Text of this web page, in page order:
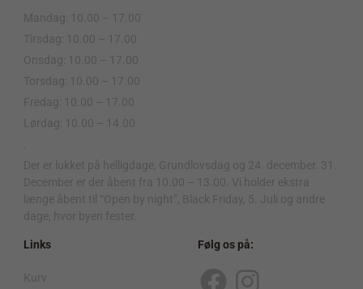
Mandag: 10.00 – 17.00
Tirsdag: 10.00 – 17.00
Onsdag: 10.00 – 17.00
Torsdag: 10.00 – 17.00
Fredag: 10.00 – 17.00
Lørdag: 10.00 – 14.00
Der er lukket på helligdage, Grundlovsdag og 24. december. 31.
December er der åbent fra 10.00 – 13.00. Vi holder ekstra
længe åbent til “Open by night”, Black Friday, 5. Juli og andre
dage, hvor byen fester.
Links
Kurv
Følg os på: